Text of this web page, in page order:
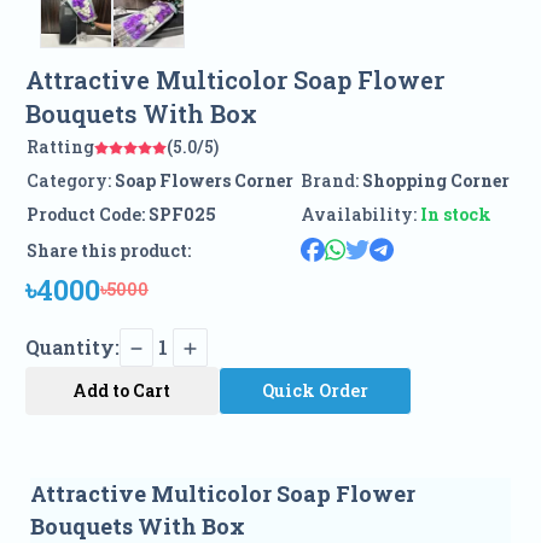
Attractive Multicolor Soap Flower
Bouquets With Box
Ratting
(5.0/5)
Category: Soap Flowers Corner Brand: Shopping Corner
Product Code: SPF025 Availability: In stock
Share this product:
৳4000৳5000
Quantity: 1
Add to Cart Quick Order
Attractive Multicolor Soap Flower
Bouquets With Box